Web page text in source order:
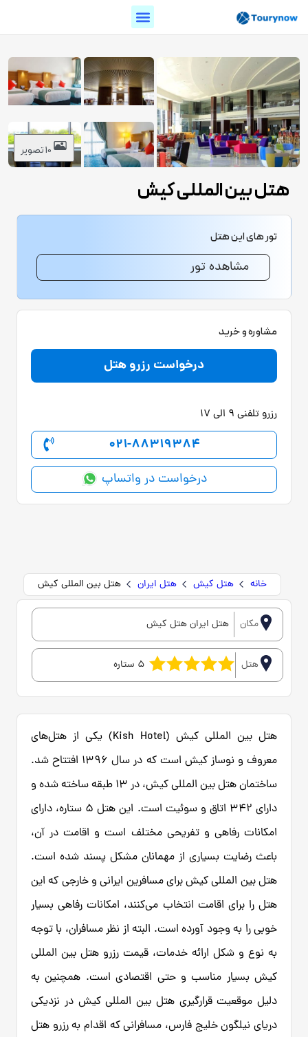
10 تصویر
هتل بین المللی کیش
خانه هتل کیش هتل ایران هتل بین المللی کیش
مکان هتل ایران هتل کیش
هتل 5 ستاره
هتل بین المللی کیش (Kish Hotel) یکی از هتل‌های
معروف و نوساز کیش است که در سال 1396 افتتاح شد.
ساختمان هتل بین المللی کیش، در 13 طبقه ساخته شده و
دارای 342 اتاق و سوئیت است. این هتل 5 ستاره، دارای
امکانات رفاهی و تفریحی مختلف است و اقامت در آن،
باعث رضایت بسیاری از مهمانان مشکل پسند شده است.
هتل بین المللی کیش برای مسافرین ایرانی و خارجی که این
هتل را برای اقامت انتخاب می‌کنند، امکانات رفاهی بسیار
خوبی را به وجود آورده است. البته از نظر مسافران، با توجه
به نوع و شکل ارائه خدمات،‌ قیمت رزرو هتل بین المللی
کیش بسیار مناسب و حتی اقتصادی است. همچنین به
دلیل موقعیت قرارگیری هتل بین المللی کیش در نزدیکی
دریای نیلگون خلیج فارس، مسافرانی که اقدام به رزرو هتل
تور های این هتل
مشاهده تور
مشاوره و خرید
درخواست رزرو هتل
رزرو تلفنی 9 الی 17
021-88319384
درخواست در واتساپ